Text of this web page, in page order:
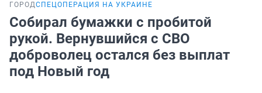
ГОРОДСПЕЦОПЕРАЦИЯ НА УКРАИНЕ
Собирал бумажки с пробитой
рукой. Вернувшийся с СВО
доброволец остался без выплат
под Новый год